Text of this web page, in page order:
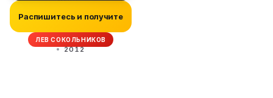
Распишитесь и получите
ЛЕВ СОКОЛЬНИКОВ
2012